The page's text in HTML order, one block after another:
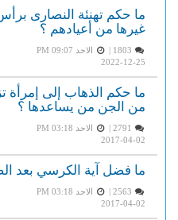
ما حكم تهنئة النصارى
غيرها من أعيادهم ؟
الاحد PM 09:07
2022-12-25
ما حكم الذهاب إلى إمرأة
من الجن من يساعدها ؟
الاحد PM 03:18
2017-04-02
ما فضل آية الكرسي بعد
الاحد PM 03:18
2017-04-02